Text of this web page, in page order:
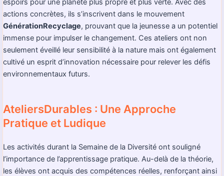
espoirs pour une planète plus propre et plus verte. Avec des
actions concrètes, ils s’inscrivent dans le mouvement
GénérationRecyclage, prouvant que la jeunesse a un potentiel
immense pour impulser le changement. Ces ateliers ont non
seulement éveillé leur sensibilité à la nature mais ont également
cultivé un esprit d’innovation nécessaire pour relever les défis
environnementaux futurs.
AteliersDurables : Une Approche
Pratique et Ludique
Les activités durant la Semaine de la Diversité ont souligné
l’importance de l’apprentissage pratique. Au-delà de la théorie,
les élèves ont acquis des compétences réelles, renforçant ainsi